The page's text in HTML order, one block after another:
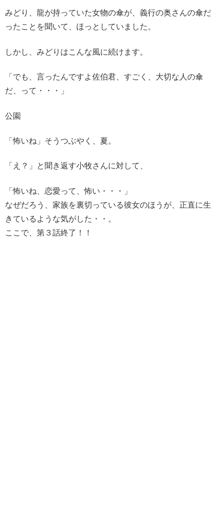
みどり、龍が持っていた女物の傘が、義行の奥さんの傘だ
ったことを聞いて、ほっとしていました。
しかし、みどりはこんな風に続けます。
「でも、言ったんですよ佐伯君、すごく、大切な人の傘
だ、って・・・」
公園
「怖いね」そうつぶやく、夏。
「え？」と聞き返す小牧さんに対して、
「怖いね、恋愛って、怖い・・・」
なぜだろう、家族を裏切っている彼女のほうが、正直に生
きているような気がした・・。
ここで、第３話終了！！